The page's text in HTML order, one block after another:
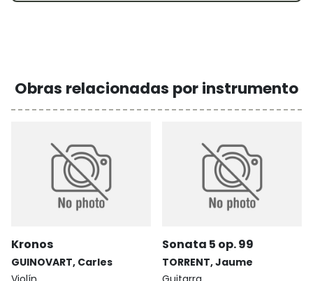
Obras relacionadas por instrumento
Kronos
GUINOVART, Carles
Sonata 5 op. 99
TORRENT, Jaume